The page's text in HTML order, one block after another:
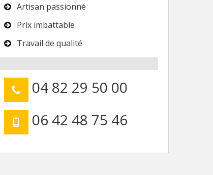
Artisan passionné
Prix imbattable
Travail de qualité
04 82 29 50 00
06 42 48 75 46